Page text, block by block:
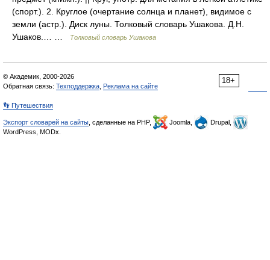
(спорт.). 2. Круглое (очертание солнца и планет), видимое с
земли (астр.). Диск луны. Толковый словарь Ушакова. Д.Н.
Ушаков.… …
Толковый словарь Ушакова
18+
© Академик, 2000-2026
Обратная связь: Техподдержка Реклама на сайте
👣 Путешествия
Экспорт словарей на сайты , сделанные на PHP, Joomla,
Drupal,
WordPress, MODx.